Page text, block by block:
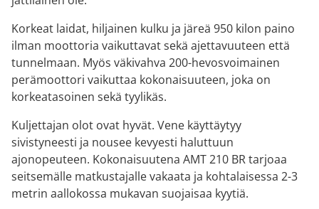
Korkeat laidat, hiljainen kulku ja järeä 950 kilon paino
ilman moottoria vaikuttavat sekä ajettavuuteen että
tunnelmaan. Myös väkivahva 200-hevosvoimainen
perämoottori vaikuttaa kokonaisuuteen, joka on
korkeatasoinen sekä tyylikäs.
Kuljettajan olot ovat hyvät. Vene käyttäytyy
sivistyneesti ja nousee kevyesti haluttuun
ajonopeuteen. Kokonaisuutena AMT 210 BR tarjoaa
seitsemälle matkustajalle vakaata ja kohtalaisessa 2-3
metrin aallokossa mukavan suojaisaa kyytiä.